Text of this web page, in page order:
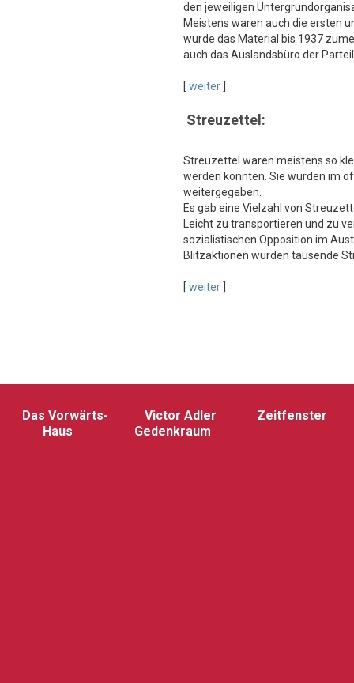
den jeweiligen
Meistens waren auch die ersten
wurde das Material bis 1937
auch das Auslandsbüro der
[ weiter
Streuzettel:
Streuzettel waren meistens so
werden konnten. Sie wurden im
weitergegeben.
Es gab eine Vielzahl von
Leicht zu transportieren und zu
sozialistischen Opposition im
Blitzaktionen wurden tausende
[ weiter
Das Vorwärts-
Haus
Victor Adler
Gedenkraum
Zeitfenster